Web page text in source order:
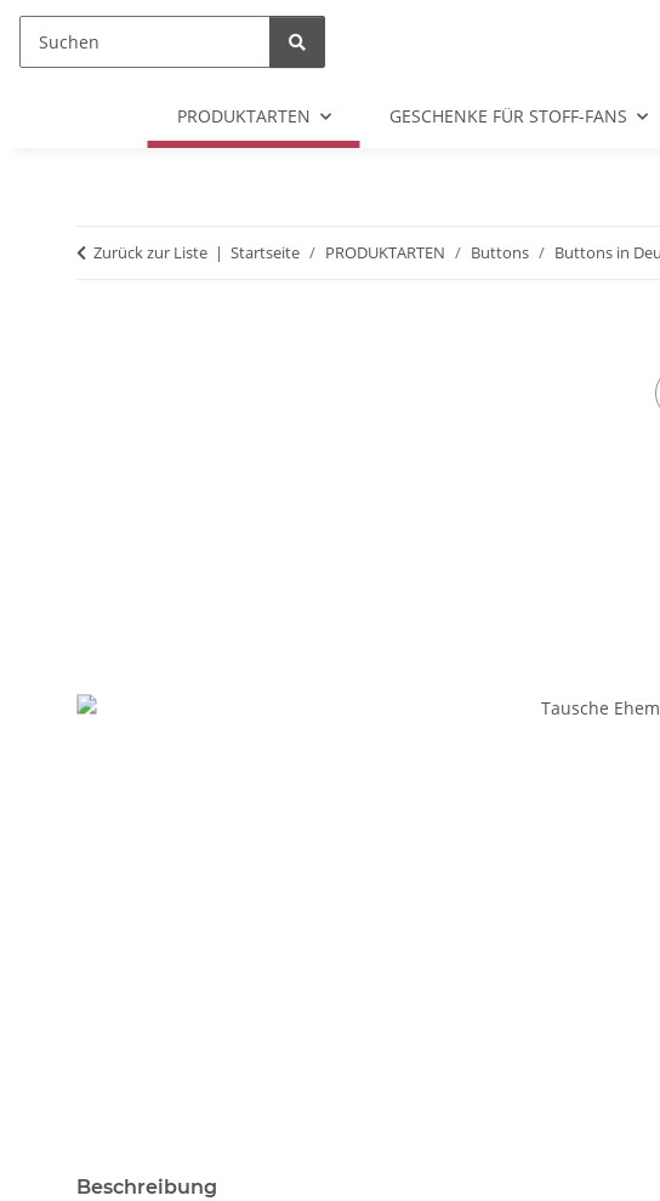
PRODUKTARTEN GESCHENKE FÜR STOFF-FANS
Zurück zur Liste Startseite PRODUKTARTEN Buttons Buttons in
weitere Registerkarten anzeigen
Beschreibung